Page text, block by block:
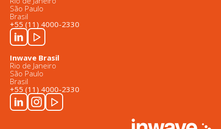
São Paulo
Brasil
+55 (11) 4000-2330
Inwave Brasil
Rio de Janeiro
São Paulo
Brasil
+55 (11) 4000-2330